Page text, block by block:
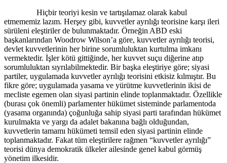
Hiçbir teoriyi kesin ve tartışılamaz olarak kabul
etmememiz lazım. Herşey gibi, kuvvetler ayrılığı teorisine karşı ileri
sürüleni eleştiriler de bulunmaktadır. Örneğin ABD eski
başkanlarından Woodrow Wilson’a göre, kuvvetler ayrılığı teorisi,
devlet kuvvetlerinin her birine sorumluluktan kurtulma imkanı
vermektedir. İşler kötü gittiğinde, her kuvvet suçu diğerine atıp
sorumluluktan sıyrılabilmektedir. Bir başka eleştiriye göre; siyasi
partiler, uygulamada kuvvetler ayrılığı teorisini etkisiz kılmıştır. Bu
fikre göre; uygulamada yasama ve yürütme kuvvetlerinin ikisi de
mecliste egemen olan siyasi partinin elinde toplanmaktadır. Özellikle
(burası çok önemli) parlamenter hükümet sisteminde parlamentoda
(yasama organında) çoğunluğa sahip siyasi parti tarafından hükümet
kurulmakta ve yargı da adalet bakanına bağlı olduğundan,
kuvvetlerin tamamı hükümeti temsil eden siyasi partinin elinde
toplanmaktadır. Fakat tüm eleştirilere rağmen “kuvvetler ayrılığı”
teorisi dünya demokratik ülkeler ailesinde genel kabul görmüş
yönetim ilkesidir.